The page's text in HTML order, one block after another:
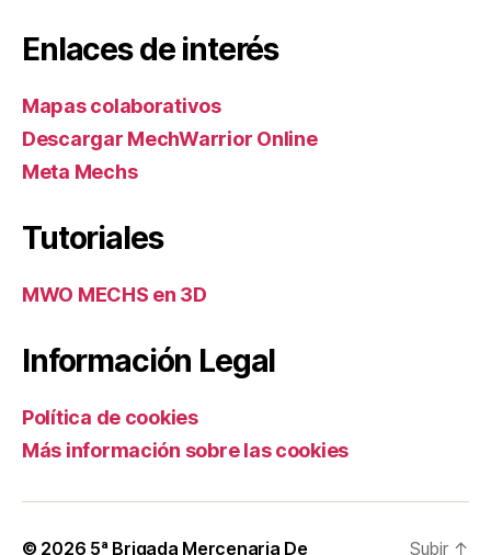
Enlaces de interés
Mapas colaborativos
Descargar MechWarrior Online
Meta Mechs
Tutoriales
MWO MECHS en 3D
Información Legal
Política de cookies
Más información sobre las cookies
© 2026 5ª Brigada Mercenaria De Subir ↑